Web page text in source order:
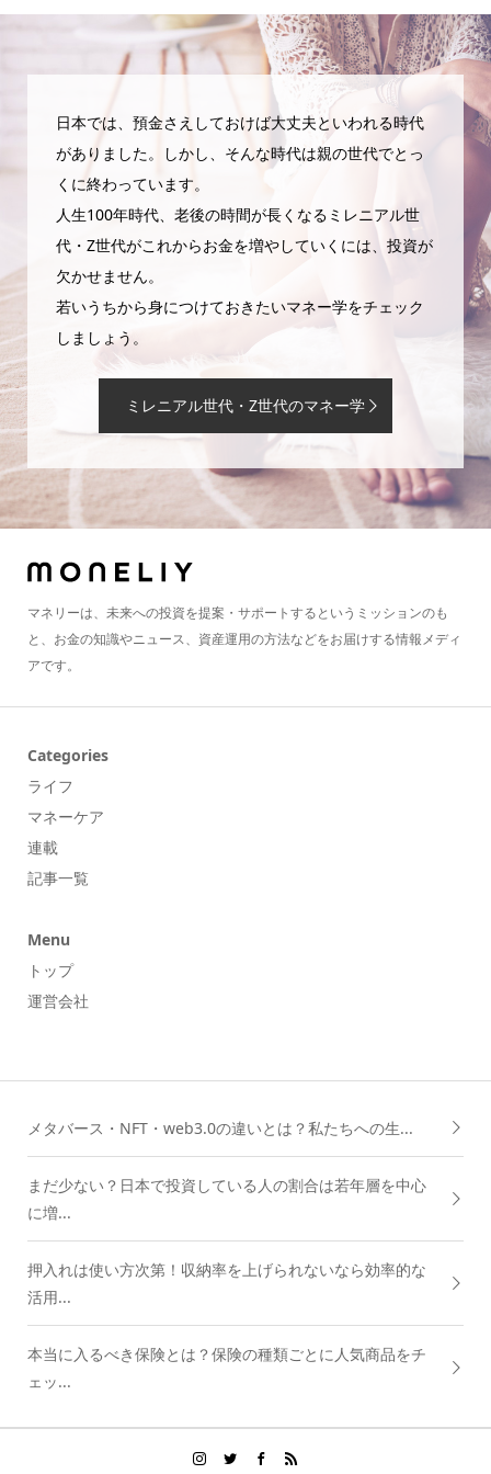
日本では、預金さえしておけば大丈夫といわれる時代
がありました。しかし、そんな時代は親の世代でとっ
くに終わっています。
人生100年時代、老後の時間が長くなるミレニアル世
代・Z世代がこれからお金を増やしていくには、投資が
欠かせません。
若いうちから身につけておきたいマネー学をチェック
しましょう。
ミレニアル世代・Z世代のマネー学
マネリーは、未来への投資を提案・サポートするというミッションのも
と、お金の知識やニュース、資産運用の方法などをお届けする情報メディ
アです。
Categories
ライフ
マネーケア
連載
記事一覧
Menu
トップ
運営会社
メタバース・NFT・web3.0の違いとは？私たちへの生...
まだ少ない？日本で投資している人の割合は若年層を中心
に増...
押入れは使い方次第！収納率を上げられないなら効率的な
活用...
本当に入るべき保険とは？保険の種類ごとに人気商品をチ
ェッ...